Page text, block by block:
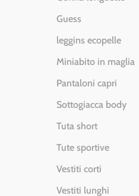
Guess
leggins ecopelle
Miniabito in maglia
Pantaloni capri
Sottogiacca body
Tuta short
Tute sportive
Vestiti corti
Vestiti lunghi